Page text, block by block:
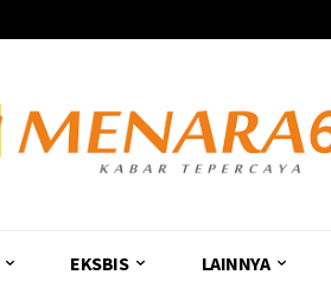
EKSBIS LAINNYA